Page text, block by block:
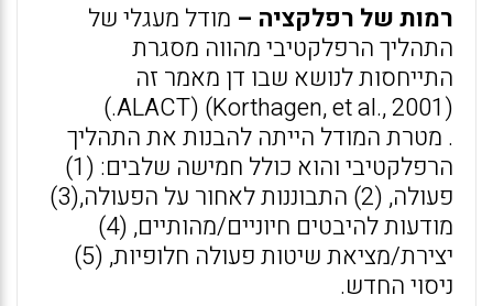
רמות של רפלקציה – מודל מעגלי של
התהליך הרפלקטיבי מהווה מסגרת
התייחסות לנושא שבו דן מאמר זה
(Korthagen, et al., 2001) (ALACT.)
. מטרת המודל הייתה להבנות את התהליך
הרפלקטיבי והוא כולל חמישה שלבים: (1)
פעולה, (2) התבוננות לאחור על הפעולה,(3)
מודעות להיבטים חיוניים/מהותיים, (4)
יצירת/מציאת שיטות פעולה חלופיות, (5)
ניסוי החדש.